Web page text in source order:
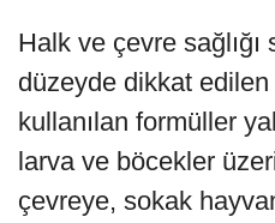
Halk ve çevre sağlığı
düzeyde dikkat
kullanılan formüller
larva ve böcekler
çevreye, sokak